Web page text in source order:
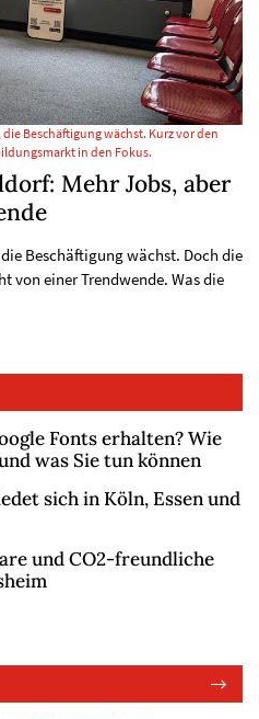
Beschäftigung wächst. Kurz vor den
in den Fokus.
Mehr Jobs, aber
Beschäftigung wächst. Doch die
von einer Trendwende. Was die
Fonts erhalten? Wie
was Sie tun können
sich in Köln, Essen und
und CO2-freundliche